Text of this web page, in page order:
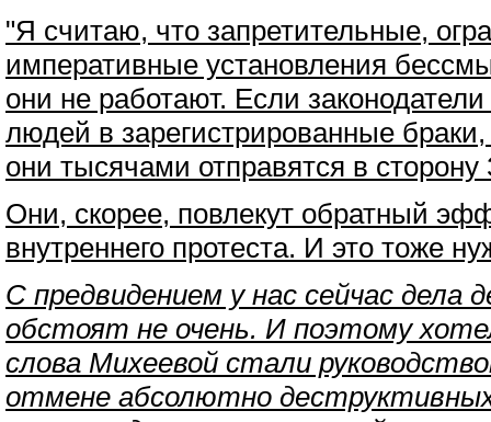
"Я считаю, что запретительные,
императивные установления
они не работают. Если
людей в зарегистрированные
они тысячами отправятся в
Они, скорее, повлекут обратный
внутреннего протеста. И это тоже
С предвидением у нас сейчас дела
обстоят не очень. И поэтому
слова Михеевой стали
отмене абсолютно